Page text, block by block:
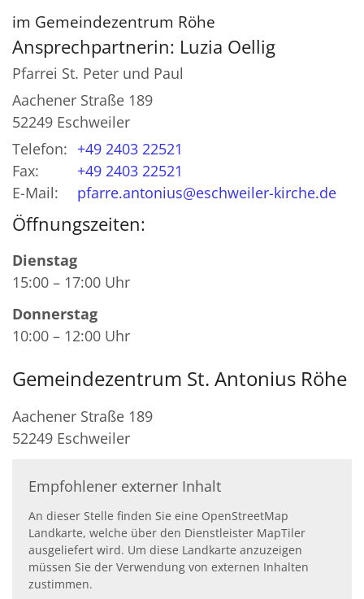
im Gemeindezentrum Röhe
Ansprechpartnerin: Luzia Oellig
Pfarrei St. Peter und Paul
Aachener Straße 189
52249 Eschweiler
Telefon: +49 2403 22521
Fax:
+49 2403 22521
E-Mail:
pfarre.antonius@eschweiler-kirche.de
Öffnungszeiten:
Dienstag
15:00 – 17:00 Uhr
Donnerstag
10:00 – 12:00 Uhr
Gemeindezentrum St. Antonius Röhe
Aachener Straße 189
52249 Eschweiler
Empfohlener externer Inhalt
An dieser Stelle finden Sie eine OpenStreetMap
Landkarte, welche über den Dienstleister MapTiler
ausgeliefert wird. Um diese Landkarte anzuzeigen
müssen Sie der Verwendung von externen Inhalten
zustimmen.